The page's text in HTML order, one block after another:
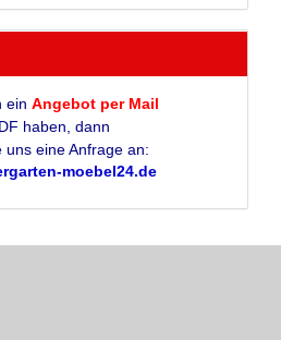
ein Angebot per Mail
haben, dann
uns eine Anfrage an:
moebel24.de